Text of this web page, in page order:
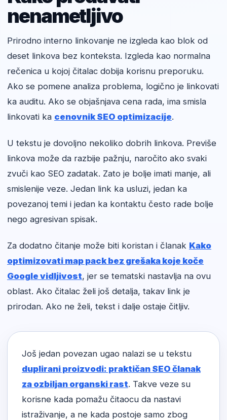
nenametljivo
Prirodno interno linkovanje ne izgleda kao blok od
deset linkova bez konteksta. Izgleda kao normalna
rečenica u kojoj čitalac dobija korisnu preporuku.
Ako se pomene analiza problema, logično je linkovati
ka auditu. Ako se objašnjava cena rada, ima smisla
linkovati ka cenovnik SEO optimizacije.
U tekstu je dovoljno nekoliko dobrih linkova. Previše
linkova može da razbije pažnju, naročito ako svaki
zvuči kao SEO zadatak. Zato je bolje imati manje, ali
smislenije veze. Jedan link ka usluzi, jedan ka
povezanoj temi i jedan ka kontaktu često rade bolje
nego agresivan spisak.
Za dodatno čitanje može biti koristan i članak Kako
optimizovati map pack bez grešaka koje koče
Google vidljivost, jer se tematski nastavlja na ovu
oblast. Ako čitalac želi još detalja, takav link je
prirodan. Ako ne želi, tekst i dalje ostaje čitljiv.
Još jedan povezan ugao nalazi se u tekstu
duplirani proizvodi: praktičan SEO članak
za ozbiljan organski rast. Takve veze su
korisne kada pomažu čitaocu da nastavi
istraživanje, a ne kada postoje samo zbog